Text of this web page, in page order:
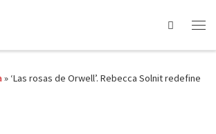
Search
» ‘Las rosas de Orwell’. Rebecca Solnit redefine